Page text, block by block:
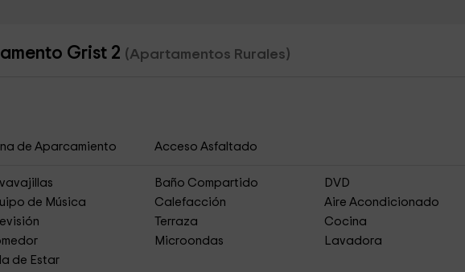
Grist 2 (Apartamentos Rurales)
de Aparcamiento Acceso Asfaltado
Baño Compartido
DVD
de Música
Calefacción
Aire Acondicionado
Terraza
Cocina
Microondas
Lavadora
de Estar